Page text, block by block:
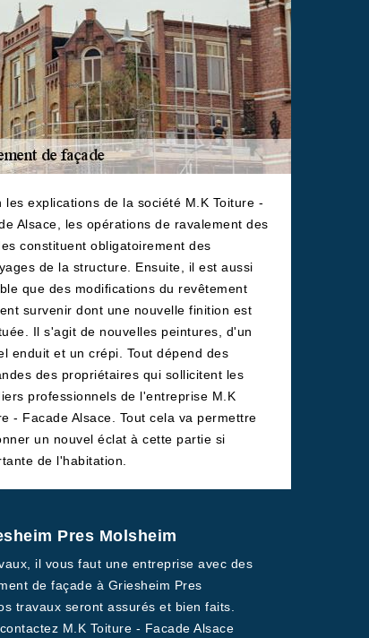
les explications de la société M.K Toiture -
Alsace, les opérations de ravalement des
constituent obligatoirement des
de la structure. Ensuite, il est aussi
que des modifications du revêtement
survenir dont une nouvelle finition est
Il s'agit de nouvelles peintures, d'un
enduit et un crépi. Tout dépend des
des propriétaires qui sollicitent les
professionnels de l'entreprise M.K
- Facade Alsace. Tout cela va permettre
un nouvel éclat à cette partie si
de l'habitation.
Pres Molsheim
il vous faut une entreprise avec des
de façade à Griesheim Pres
travaux seront assurés et bien faits.
M.K Toiture - Facade Alsace